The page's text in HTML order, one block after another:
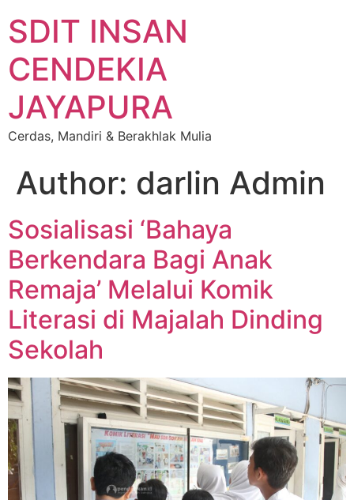
SDIT INSAN
CENDEKIA
JAYAPURA
Cerdas, Mandiri & Berakhlak Mulia
Author: darlin Admin
Sosialisasi ‘Bahaya
Berkendara Bagi Anak
Remaja’ Melalui Komik
Literasi di Majalah Dinding
Sekolah